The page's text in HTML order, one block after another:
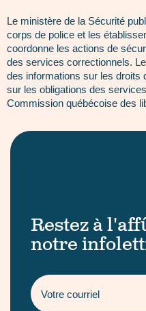
Le ministère de la Sécurité
corps de police et les
coordonne les actions de
des services correctionnels.
des informations sur les droits
sur les obligations des
Commission québécoise des
Restez à
notre